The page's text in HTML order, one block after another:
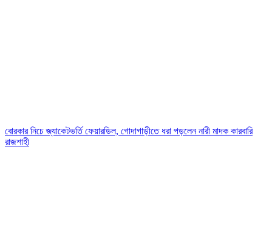
বোরকার নিচে জ্যাকেটভর্তি ফেয়ারডিল, গোদাগাড়ীতে ধরা পড়লেন নারী মাদক কারবারি
রাজশাহী